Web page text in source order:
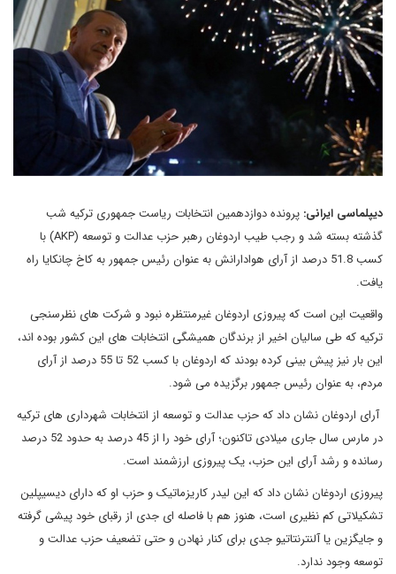
دیپلماسی ایرانی: پرونده دوازدهمین انتخابات ریاست جمهوری ترکیه شب
گذشته بسته شد و رجب طیب اردوغان رهبر حزب عدالت و توسعه (AKP) با
کسب 51.8 درصد از آرای هوادارانش به عنوان رئیس جمهور به کاخ چانکایا راه
یافت.
واقعیت این است که پیروزی اردوغان غیرمنتظره نبود و شرکت های نظرسنجی
ترکیه که طی سالیان اخیر از برندگان همیشگی انتخابات های این کشور بوده اند،
این بار نیز پیش بینی کرده بودند که اردوغان با کسب 52 تا 55 درصد از آرای
مردم، به عنوان رئیس جمهور برگزیده می شود.
آرای اردوغان نشان داد که حزب عدالت و توسعه از انتخابات شهرداری های ترکیه
در مارس سال جاری میلادی تاکنون؛ آرای خود را از 45 درصد به حدود 52 درصد
رسانده و رشد آرای این حزب، یک پیروزی ارزشمند است.
پیروزی اردوغان نشان داد که این لیدر کاریزماتیک و حزب او که دارای دیسیپلین
تشکیلاتی کم نظیری است، هنوز هم با فاصله ای جدی از رقبای خود پیشی گرفته
و جایگزین یا آلنترنتاتیو جدی برای کنار نهادن و حتی تضعیف حزب عدالت و
توسعه وجود ندارد.